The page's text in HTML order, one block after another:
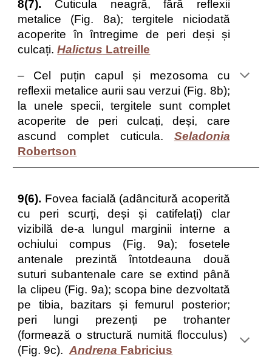
8(7). Cuticula neagră, fără reflexii
metalice (Fig. 8a); tergitele niciodată
acoperite în întregime de peri deși și
culcați.Halictus Latreille
– Cel puțin capul și mezosoma cu
reflexii metalice aurii sau verzui (Fig. 8b);
la unele specii, tergitele sunt complet
acoperite de peri culcați, deși, care
ascund complet cuticula. Seladonia
Robertson
9(6). Fovea facială (adâncitură acoperită
cu peri scurți, deși și catifelați) clar
vizibilă de-a lungul marginii interne a
ochiului compus (Fig. 9a); fosetele
antenale prezintă întotdeauna două
suturi subantenale care se extind până
la clipeu (Fig. 9a); scopa bine dezvoltată
pe tibia, bazitars și femurul posterior;
peri lungi prezenți pe trohanter
(formează o structură numită flocculus)
(Fig. 9c).Andrena Fabricius